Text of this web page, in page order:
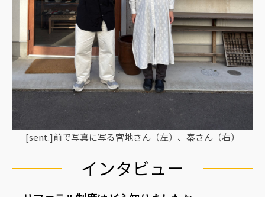
[sent.]前で写真に写る宮地さん（左）、秦さん（右）
インタビュー